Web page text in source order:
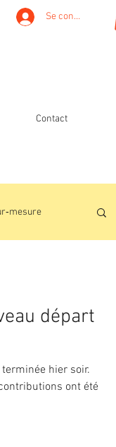
Se connecter
Contact
départ
terminée hier soir.
ont été